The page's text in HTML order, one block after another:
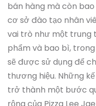
bán hàng mà còn
cơ sở đào tạo nhân
vai trò như một trung
phẩm và bao bì,
sẽ được sử dụng để
thương hiệu. Những
trở thành một bước